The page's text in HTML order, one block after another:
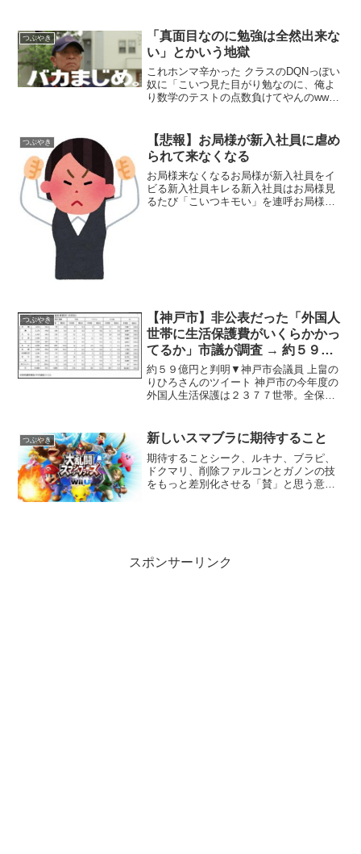
が、「伊勢神宮近くの公共施設に設ける
必要があるのか」などといっ...
つぶやき
「真面目なのに勉強は全然出来な
い」とかいう地獄
これホンマ辛かった クラスのDQNっぽい
奴に「こいつ見た目がり勉なのに、俺よ
り数学のテストの点数負けてやんのww」
ンキーの輪にも入れない 学業だけでな
く、普段の生活...
つぶやき
【悲報】お局様が新入社員に虐め
られて来なくなる
お局様来なくなるお局様が新入社員をイ
ビる新入社員キレる新入社員はお局様見
るたび「こいつキモい」を連呼お局様来
つぶやき
【神戸市】非公表だった「外国人
世帯に生活保護費がいくらかかっ
てるか」市議が調査 → 約５９億
円と判明
約５９億円と判明▼神戸市会議員 上畠の
りひろさんのツイート 神戸市の今年度の
外国人生活保護は２３７７世帯。全保護
長に問うとデータがなく、算出には時間
とお金もかかると...
つぶやき 新しいスマブラに期待すること
期待することシーク、ルキナ、ブラピ、
ドクマリ、削除ファルコンとガノンの技
をもっと差別化させる「賛」と思う意見
スポンサーリンク